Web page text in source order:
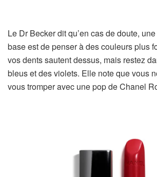
Le Dr Becker dit qu’en cas de doute,
base est de penser à des couleurs plus
vos dents sautent dessus, mais restez
bleus et des violets. Elle note que vous
vous tromper avec une pop de Chanel